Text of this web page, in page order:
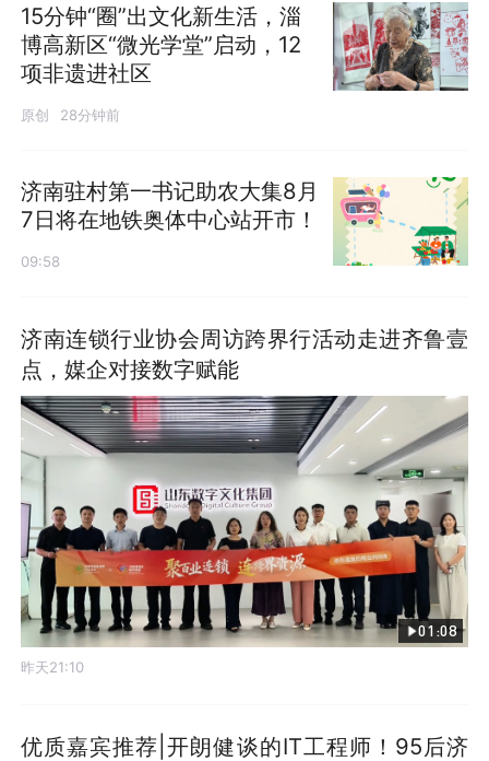
15分钟“圈”出文化新生活，淄
博高新区“微光学堂”启动，12
项非遗进社区
原创 28分钟前
济南驻村第一书记助农大集8月
7日将在地铁奥体中心站开市！
09:58
济南连锁行业协会周访跨界行活动走进齐鲁壹
点，媒企对接数字赋能
01:08
昨天21:10
优质嘉宾推荐|开朗健谈的IT工程师！95后济